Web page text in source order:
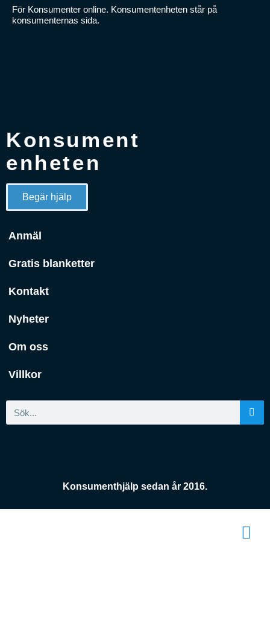
För Konsumenter online. Konsumentenheten står på
konsumenternas sida.
Konsument
enheten
Begär hjälp
Anmäl
Gratis blanketter
Kontakt
Nyheter
Om oss
Villkor
Konsumenthjälp sedan år 2016.